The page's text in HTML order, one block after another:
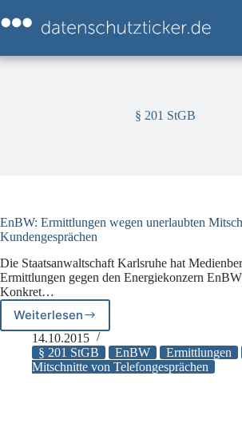
Inhalt
springen
§ 201 StGB
EnBW: Ermittlungen wegen unerlaubten
Kundengesprächen
Die Staatsanwaltschaft Karlsruhe hat
Ermittlungen gegen den Energiekonzern
Konkret…
Weiterlesen
EnBW:
Ermittlungen
wegen
unerlaubten
14.10.2015
§ 201 StGB
EnBW Ermittlungen
Mitschnitte von Telefongesprächen